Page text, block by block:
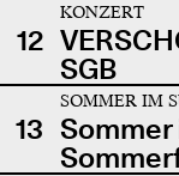
12
KONZERT
SGB
13
SOMMER IM
Sommer